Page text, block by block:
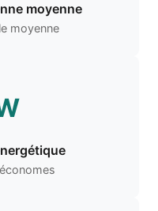
moyenne
moyenne